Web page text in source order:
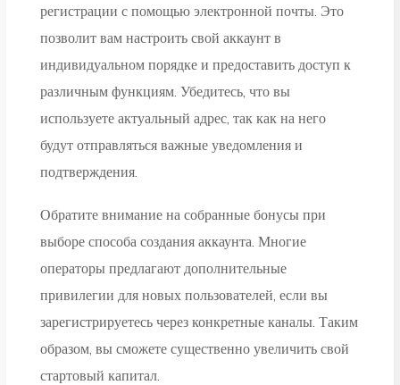
регистрации с помощью электронной почты. Это
позволит вам настроить свой аккаунт в
индивидуальном порядке и предоставить доступ к
различным функциям. Убедитесь, что вы
используете актуальный адрес, так как на него
будут отправляться важные уведомления и
подтверждения.
Обратите внимание на собранные бонусы при
выборе способа создания аккаунта. Многие
операторы предлагают дополнительные
привилегии для новых пользователей, если вы
зарегистрируетесь через конкретные каналы. Таким
образом, вы сможете существенно увеличить свой
стартовый капитал.